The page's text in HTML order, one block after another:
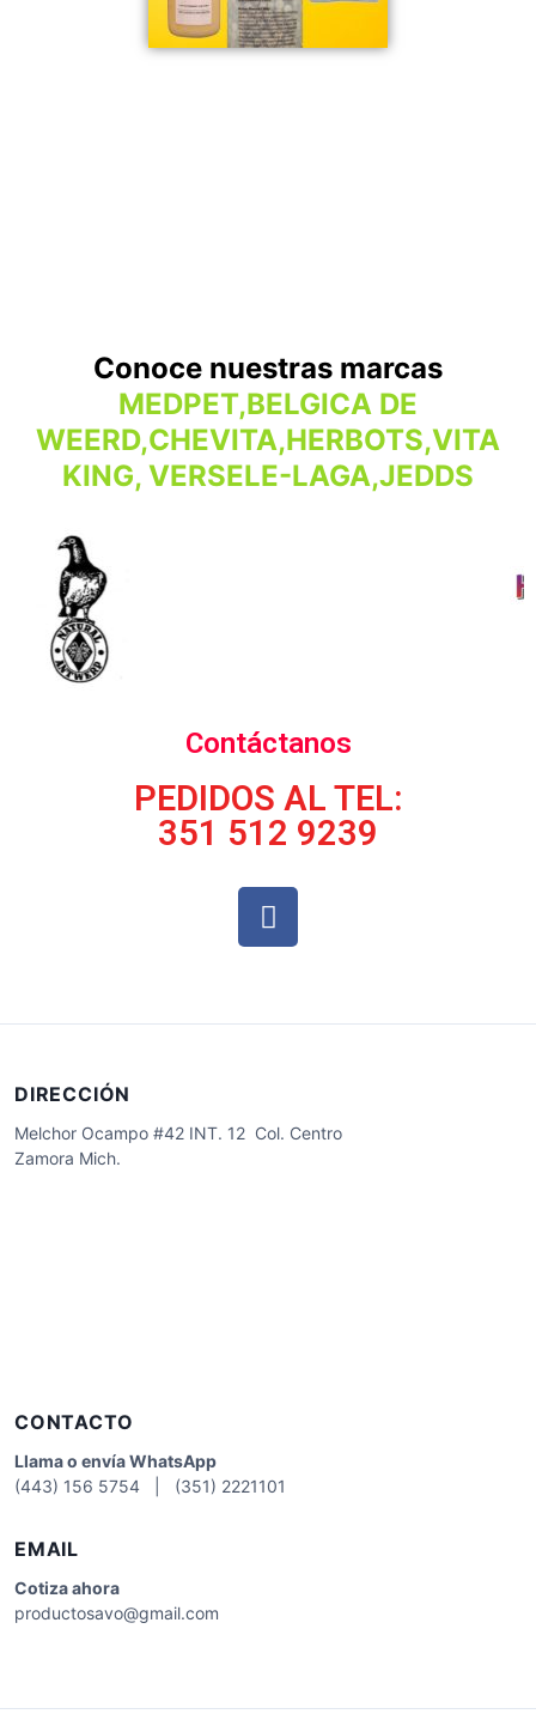
Conoce nuestras marcas
MEDPET,BELGICA DE
WEERD,CHEVITA,HERBOTS,VITA
KING, VERSELE-LAGA,JEDDS
Contáctanos
PEDIDOS AL TEL:
351 512 9239
DIRECCIÓN
Melchor Ocampo #42 INT. 12 Col. Centro
Zamora Mich.
CONTACTO
Llama o envía WhatsApp
(443) 156 5754 | (351) 2221101
EMAIL
Cotizaahora
productosavo@gmail.com